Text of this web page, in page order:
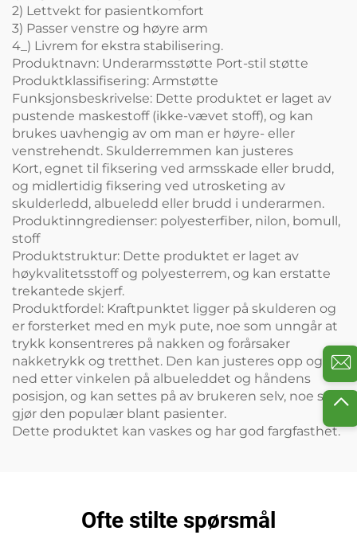
2) Lettvekt for pasientkomfort
3) Passer venstre og høyre arm
4_) Livrem for ekstra stabilisering.
Produktnavn: Underarmsstøtte Port-stil støtte
Produktklassifisering: Armstøtte
Funksjonsbeskrivelse: Dette produktet er laget av
pustende maskestoff (ikke-vævet stoff), og kan
brukes uavhengig av om man er høyre- eller
venstrehendt. Skulderremmen kan justeres
Kort, egnet til fiksering ved armsskade eller brudd,
og midlertidig fiksering ved utrosketing av
skulderledd, albueledd eller brudd i underarmen.
Produktinngredienser: polyesterfiber, nilon, bomull,
stoff
Produktstruktur: Dette produktet er laget av
høykvalitetsstoff og polyesterrem, og kan erstatte
trekantede skjerf.
Produktfordel: Kraftpunktet ligger på skulderen og
er forsterket med en myk pute, noe som unngår at
trykk konsentreres på nakken og forårsaker
nakketrykk og tretthet. Den kan justeres opp og
ned etter vinkelen på albueleddet og håndens
posisjon, og kan settes på av brukeren selv, noe som
gjør den populær blant pasienter.
Dette produktet kan vaskes og har god fargfasthet.
Ofte stilte spørsmål